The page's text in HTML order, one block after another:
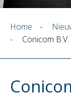
Home -
-
Conicom